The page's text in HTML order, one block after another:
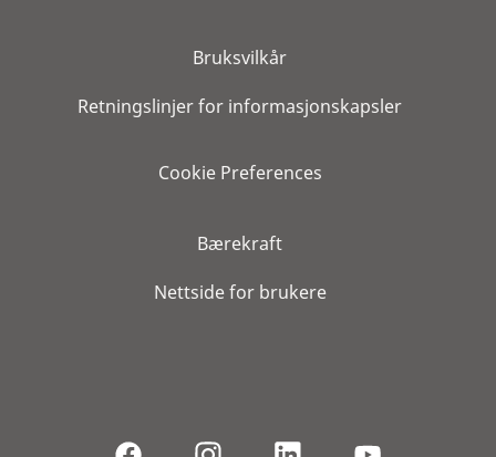
Bruksvilkår
Retningslinjer for informasjonskapsler
Cookie Preferences
Bærekraft
Nettside for brukere